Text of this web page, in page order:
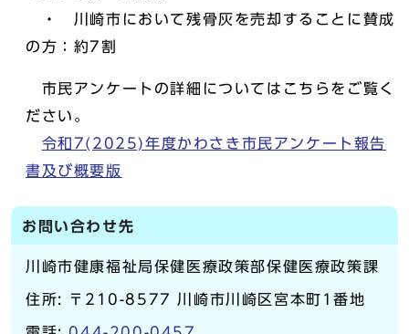
・ 川崎市において残骨灰を売却することに賛成
の方：約7割
市民アンケートの詳細についてはこちらをご覧く
ださい。
令和7(2025)年度かわさき市民アンケート報告
書及び概要版
お問い合わせ先
川崎市健康福祉局保健医療政策部保健医療政策課
住所: 〒210-8577 川崎市川崎区宮本町1番地